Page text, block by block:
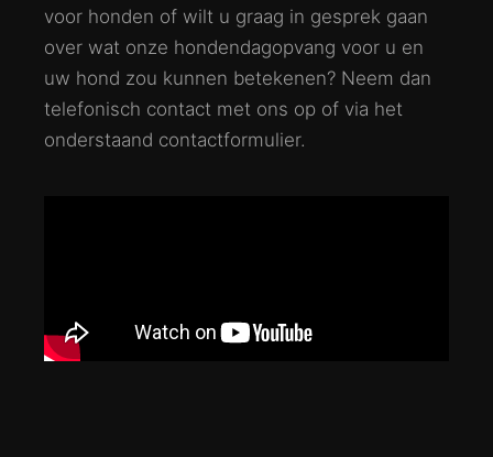
voor honden of wilt u graag in gesprek gaan
over wat onze hondendagopvang voor u en
uw hond zou kunnen betekenen? Neem dan
telefonisch contact met ons op of via het
onderstaand contactformulier.